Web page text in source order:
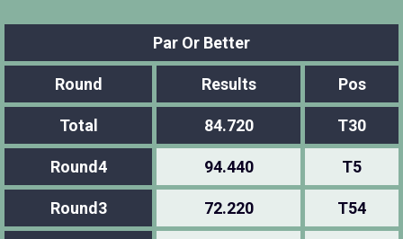
Par Or Better
Round Results Pos
Total 84.720 T30
Round4 94.440 T5
Round3 72.220 T54